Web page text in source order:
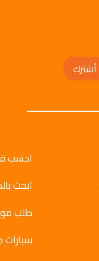
أشترك
احسب
ابحث
طلب
سيارات